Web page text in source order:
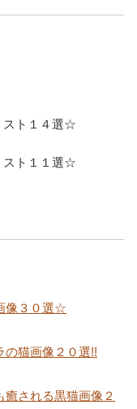
スト１４選☆
スト１１選☆
像３０選☆
猫画像２０選!!
される黒猫画像２